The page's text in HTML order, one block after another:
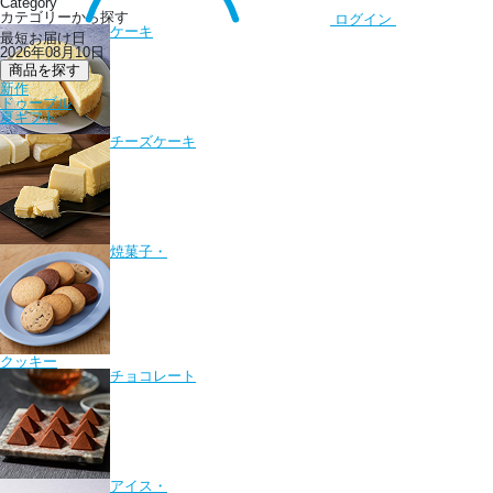
ログイン
最短お届け日
2026年08月10日
商品を探す
新作
ドゥーブル
夏ギフト
カテゴリーから探す
ケーキ
チーズケーキ
焼菓子・
クッキー
チョコレート
アイス・